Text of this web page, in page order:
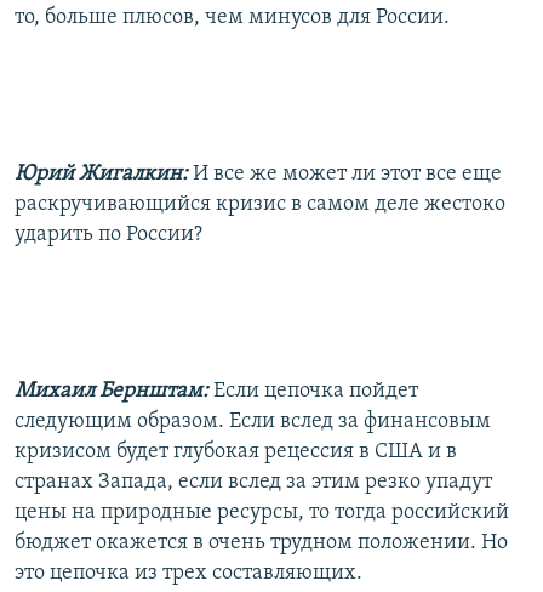
то, больше плюсов, чем минусов для России.
Юрий Жигалкин:И все же может ли этот все еще
раскручивающийся кризис в самом деле жестоко
ударить по России?
Михаил Бернштам:Если цепочка пойдет
следующим образом. Если вслед за финансовым
кризисом будет глубокая рецессия в США и в
странах Запада, если вслед за этим резко упадут
цены на природные ресурсы, то тогда российский
бюджет окажется в очень трудном положении. Но
это цепочка из трех составляющих.